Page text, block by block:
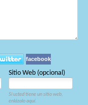
facebook
Sitio Web (opcional)
Si usted tiene un sitio web,
enlázalo aquí.